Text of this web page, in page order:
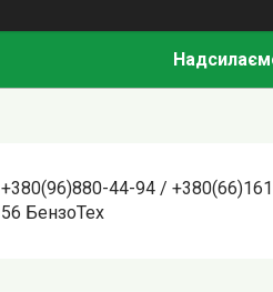
+380(96)880-44-94 /
56 БензоТех